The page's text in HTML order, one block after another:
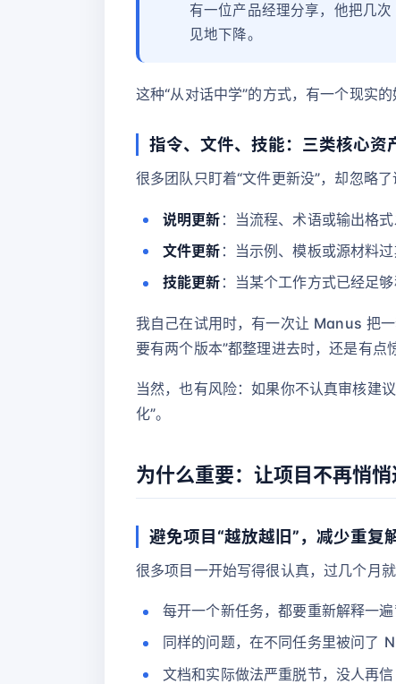
有一位产品经理分享，他把几
见地下降。
这种“从对话中学”的方式，有一个现实
指令、文件、技能：三类核心资
很多团队只盯着“文件更新没”，却忽略
说明更新 ：当流程、术语或输出格
文件更新 ：当示例、模板或源材料
技能更新 ：当某个工作方式已经足
我自己在试用时，有一次让 Manus 把
要有两个版本”都整理进去时，还是有点
当然，也有风险：如果你不认真审核建
化”。
为什么重要：让项目不再悄悄
避免项目“越放越旧”，减少重复
很多项目一开始写得很认真，过几个月
每开一个新任务，都要重新解释一遍
同样的问题，在不同任务里被问了
文档和实际做法严重脱节，没人再